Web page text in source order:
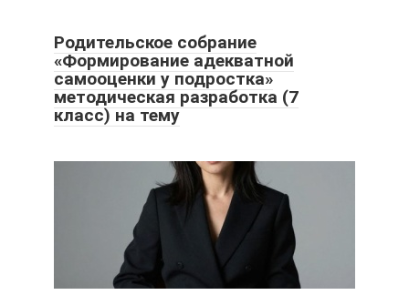
Родительское собрание
«Формирование адекватной
самооценки у подростка»
методическая разработка (7
класс) на тему